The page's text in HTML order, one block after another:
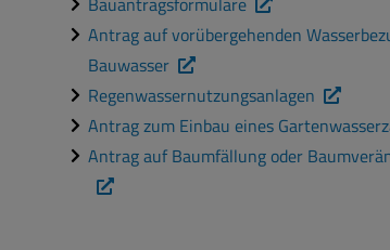
Antrag auf vorübergehenden
Bauwasser
Regenwassernutzungsanlagen
Antrag zum Einbau eines
Antrag auf Baumfällung oder